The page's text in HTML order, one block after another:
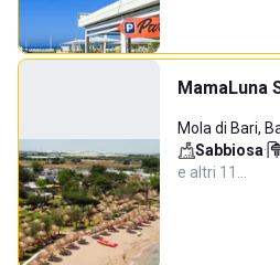
MamaLuna
Mola di Bari,
Sabbiosa·
e altri 11…